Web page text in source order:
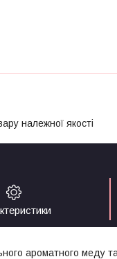
належної якості
ароматного меду